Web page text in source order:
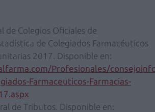
de Colegios Oficiales de
de Colegiados Farmacéuticos
2017. Disponible en:
Profesionales/
Farmaceuticos-Farmacias-
de Tributos. Disponible en: